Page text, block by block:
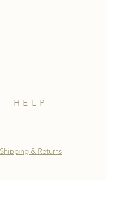
HELP
Shipping & Returns